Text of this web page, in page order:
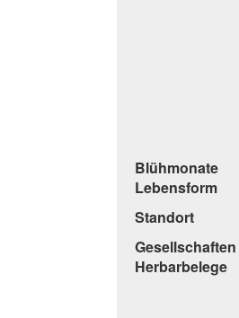
Blühmonate
Lebensform
Standort
Gesellschaften
Herbarbelege